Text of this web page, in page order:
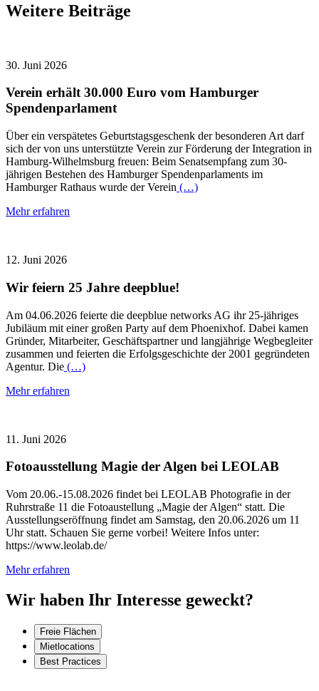
Weitere Beiträge
30. Juni 2026
Verein erhält 30.000 Euro vom Hamburger
Spendenparlament
Über ein verspätetes Geburtstagsgeschenk der besonderen Art darf
sich der von uns unterstützte Verein zur Förderung der Integration in
Hamburg-Wilhelmsburg freuen: Beim Senatsempfang zum 30-
jährigen Bestehen des Hamburger Spendenparlaments im
Hamburger Rathaus wurde der Verein (…)
Mehr erfahren
12. Juni 2026
Wir feiern 25 Jahre deepblue!
Am 04.06.2026 feierte die deepblue networks AG ihr 25-jähriges
Jubiläum mit einer großen Party auf dem Phoenixhof. Dabei kamen
Gründer, Mitarbeiter, Geschäftspartner und langjährige Wegbegleiter
zusammen und feierten die Erfolgsgeschichte der 2001 gegründeten
Agentur. Die (…)
Mehr erfahren
11. Juni 2026
Fotoausstellung Magie der Algen bei LEOLAB
Vom 20.06.-15.08.2026 findet bei LEOLAB Photografie in der
Ruhrstraße 11 die Fotoaustellung „Magie der Algen“ statt. Die
Ausstellungseröffnung findet am Samstag, den 20.06.2026 um 11
Uhr statt. Schauen Sie gerne vorbei! Weitere Infos unter:
https://www.leolab.de/
Mehr erfahren
Wir haben Ihr Interesse geweckt?
Freie Flächen
Mietlocations
Best Practices